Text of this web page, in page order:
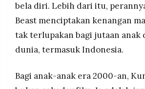
bela diri. Lebih dari itu,
Beast menciptakan kenangan
tak terlupakan bagi jutaan anak
dunia, termasuk Indonesia.
Bagi anak-anak era 2000-an,